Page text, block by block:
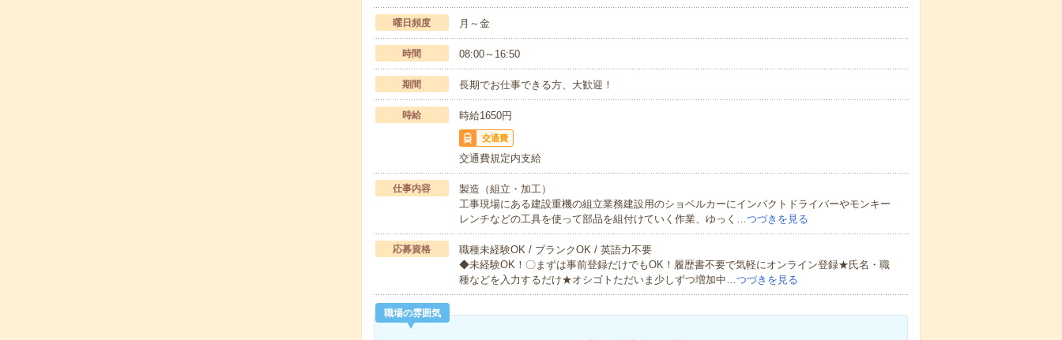
曜日頻度 月～金
時間 08:00～16:50
期間 長期でお仕事できる方、大歓迎！
時給 時給1650円
交通費
交通費規定内支給
仕事内容
製造（組立・加工）
工事現場にある建設重機の組立業務建設用のショベルカーにインパクトドライバーやモンキー
レンチなどの工具を使って部品を組付けていく作業、ゆっく… つづきを見る
応募資格
職種未経験OK / ブランクOK / 英語力不要
◆未経験OK！〇まずは事前登録だけでもOK！履歴書不要で気軽にオンライン登録★氏名・職
種などを入力するだけ★オシゴトただいま少しずつ増加中… つづきを見る
職場の雰囲気